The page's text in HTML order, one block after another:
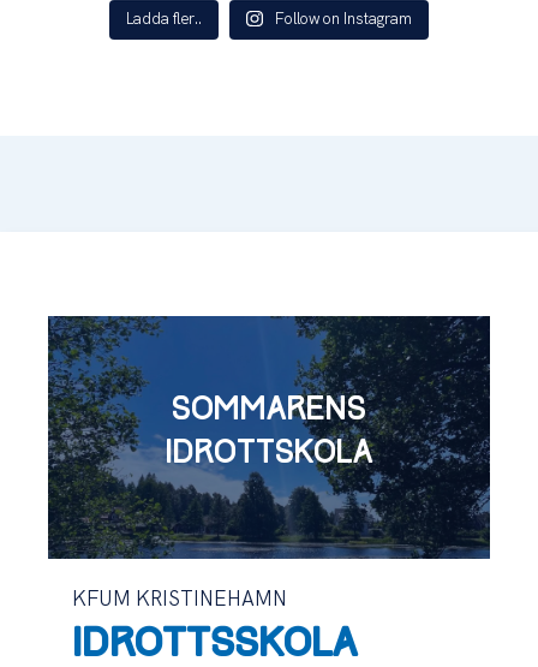
Ladda fler.. Follow on Instagram
SOMMARENS
IDROTTSKOLA
KFUM KRISTINEHAMN
IDROTTSSKOLA